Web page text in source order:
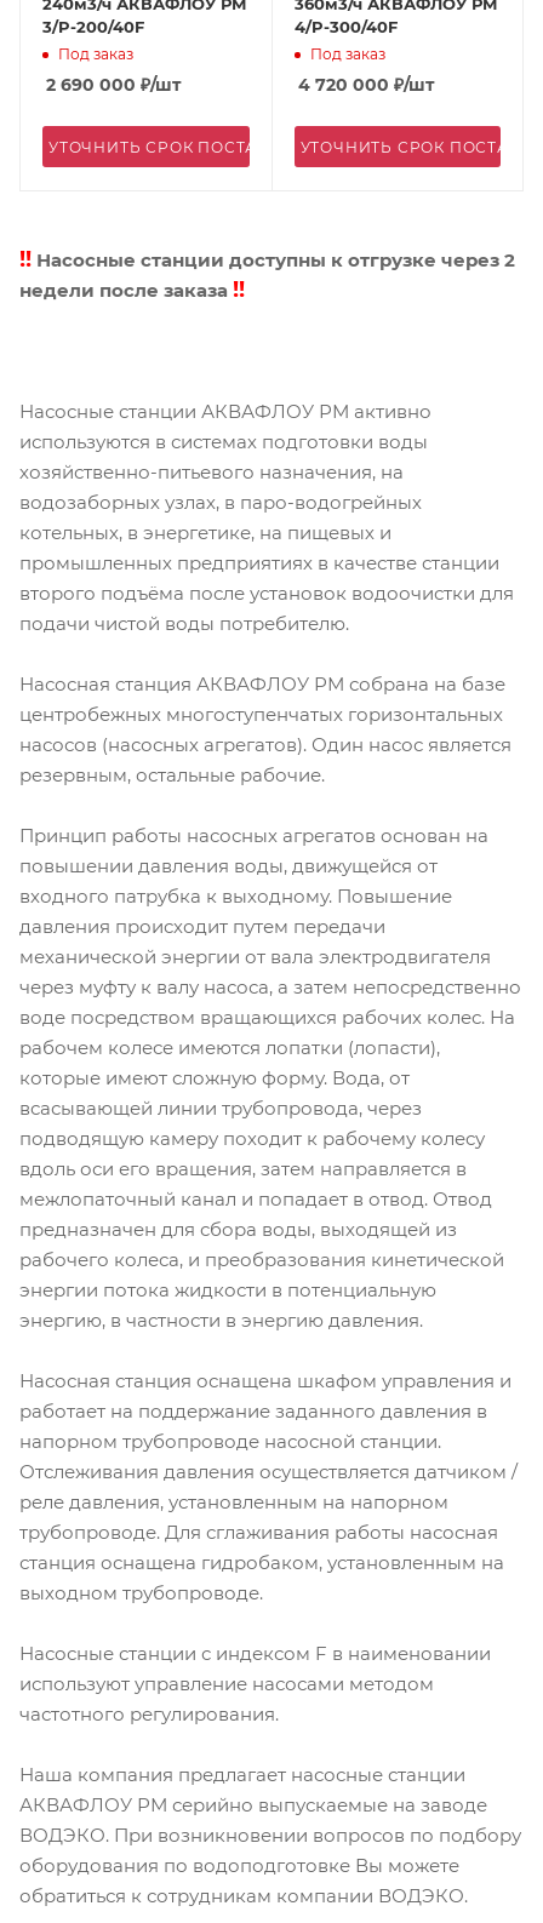
3/P-200/40F
Под заказ
2 690 000 ₽/шт
УТОЧНИТЬ СРОК ПОСТАВКИ
4/P-300/40F
Под заказ
4 720 000 ₽/шт
УТОЧНИТЬ СРОК
!! Насосные станции доступны к отгрузке через 2
недели после заказа !!
Насосные станции АКВАФЛОУ РМ активно
используются в системах подготовки воды
хозяйственно-питьевого назначения, на
водозаборных узлах, в паро-водогрейных
котельных, в энергетике, на пищевых и
промышленных предприятиях в качестве станции
второго подъёма после установок водоочистки для
подачи чистой воды потребителю.
Насосная станция АКВАФЛОУ РМ собрана на базе
центробежных многоступенчатых горизонтальных
насосов (насосных агрегатов). Один насос является
резервным, остальные рабочие.
Принцип работы насосных агрегатов основан на
повышении давления воды, движущейся от
входного патрубка к выходному. Повышение
давления происходит путем передачи
механической энергии от вала электродвигателя
через муфту к валу насоса, а затем непосредственно
воде посредством вращающихся рабочих колес. На
рабочем колесе имеются лопатки (лопасти),
которые имеют сложную форму. Вода, от
всасывающей линии трубопровода, через
подводящую камеру походит к рабочему колесу
вдоль оси его вращения, затем направляется в
межлопаточный канал и попадает в отвод. Отвод
предназначен для сбора воды, выходящей из
рабочего колеса, и преобразования кинетической
энергии потока жидкости в потенциальную
энергию, в частности в энергию давления.
Насосная станция оснащена шкафом управления и
работает на поддержание заданного давления в
напорном трубопроводе насосной станции.
Отслеживания давления осуществляется датчиком /
реле давления, установленным на напорном
трубопроводе. Для сглаживания работы насосная
станция оснащена гидробаком, установленным на
выходном трубопроводе.
Насосные станции с индексом F в наименовании
используют управление насосами методом
частотного регулирования.
Наша компания предлагает насосные станции
АКВАФЛОУ РМ серийно выпускаемые на заводе
ВОДЭКО. При возникновении вопросов по подбору
оборудования по водоподготовке Вы можете
обратиться к сотрудникам компании ВОДЭКО.